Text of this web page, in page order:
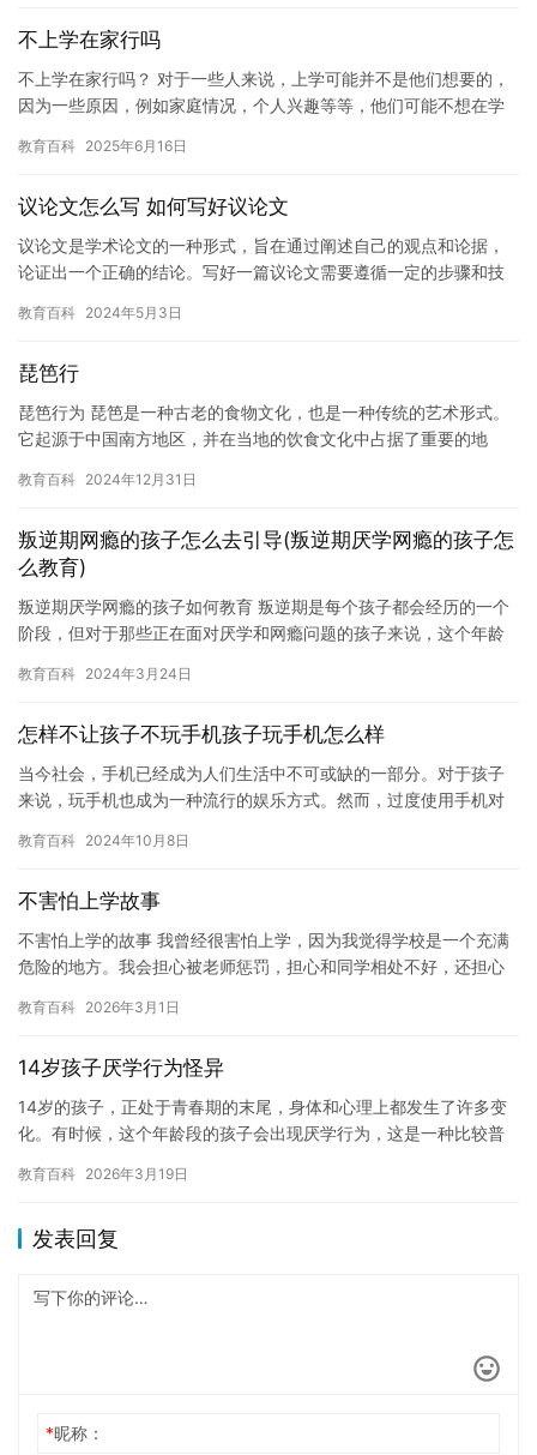
不上学在家行吗
不上学在家行吗？ 对于一些人来说，上学可能并不是他们想要的，
因为一些原因，例如家庭情况，个人兴趣等等，他们可能不想在学
一个…
教育百科 2025年6月16日
议论文怎么写 如何写好议论文
议论文是学术论文的一种形式，旨在通过阐述自己的观点和论据，
论证出一个正确的结论。写好一篇议论文需要遵循一定的步骤和技
明…
教育百科 2024年5月3日
琵笆行
琵笆行为 琵笆是一种古老的食物文化，也是一种传统的艺术形式。
它起源于中国南方地区，并在当地的饮食文化中占据了重要的地
它有着…
教育百科 2024年12月31日
叛逆期网瘾的孩子怎么去引导(叛逆期厌学网瘾的孩子怎
么教育)
叛逆期厌学网瘾的孩子如何教育 叛逆期是每个孩子都会经历的一个
阶段，但对于那些正在面对厌学和网瘾问题的孩子来说，这个年龄
如情…
教育百科 2024年3月24日
怎样不让孩子不玩手机孩子玩手机怎么样
当今社会，手机已经成为人们生活中不可或缺的一部分。对于孩子
来说，玩手机也成为一种流行的娱乐方式。然而，过度使用手机对
子减少…
教育百科 2024年10月8日
不害怕上学故事
不害怕上学的故事 我曾经很害怕上学，因为我觉得学校是一个充满
危险的地方。我会担心被老师惩罚，担心和同学相处不好，还担心
其实…
教育百科 2026年3月1日
14岁孩子厌学行为怪异
14岁的孩子，正处于青春期的末尾，身体和心理上都发生了许多变
化。有时候，这个年龄段的孩子会出现厌学行为，这是一种比较普
采取…
教育百科 2026年3月19日
发表回复
*昵称：